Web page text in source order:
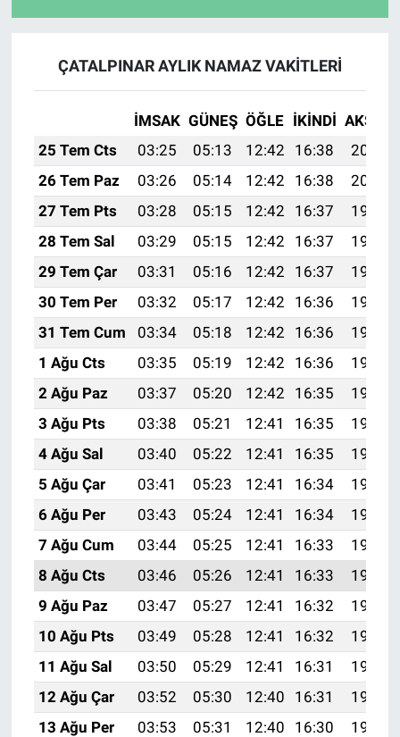
ÇATALPINAR AYLIK NAMAZ VAKITLERI
İMSAK GÜNEŞ ÖĞLE İKINDI AKŞAM
25 Tem Cts
03:25 05:13 12:42 16:38
20:01
26 Tem Paz
03:26 05:14 12:42 16:38
20:00
27 Tem Pts
03:28 05:15 12:42 16:37
19:59
28 Tem Sal
03:29 05:15 12:42 16:37
19:58
29 Tem Çar
03:31 05:16 12:42 16:37
19:57
30 Tem Per
03:32 05:17 12:42 16:36
19:56
31 Tem Cum
03:34 05:18 12:42 16:36
19:55
1 Ağu Cts
03:35 05:19 12:42 16:36
19:54
2 Ağu Paz
03:37 05:20 12:42 16:35
19:53
3 Ağu Pts
03:38 05:21 12:41 16:35
19:52
4 Ağu Sal
03:40 05:22 12:41 16:35
19:51
5 Ağu Çar
03:41 05:23 12:41 16:34
19:50
6 Ağu Per
03:43 05:24 12:41 16:34
19:48
7 Ağu Cum
03:44 05:25 12:41 16:33
19:47
8 Ağu Cts
03:46 05:26 12:41 16:33
19:46
9 Ağu Paz
03:47 05:27 12:41 16:32
19:45
10 Ağu Pts
03:49 05:28 12:41 16:32
19:43
11 Ağu Sal
03:50 05:29 12:41 16:31
19:42
12 Ağu Çar
03:52 05:30 12:40 16:31
19:41
13 Ağu Per
03:53 05:31 12:40 16:30
19:39